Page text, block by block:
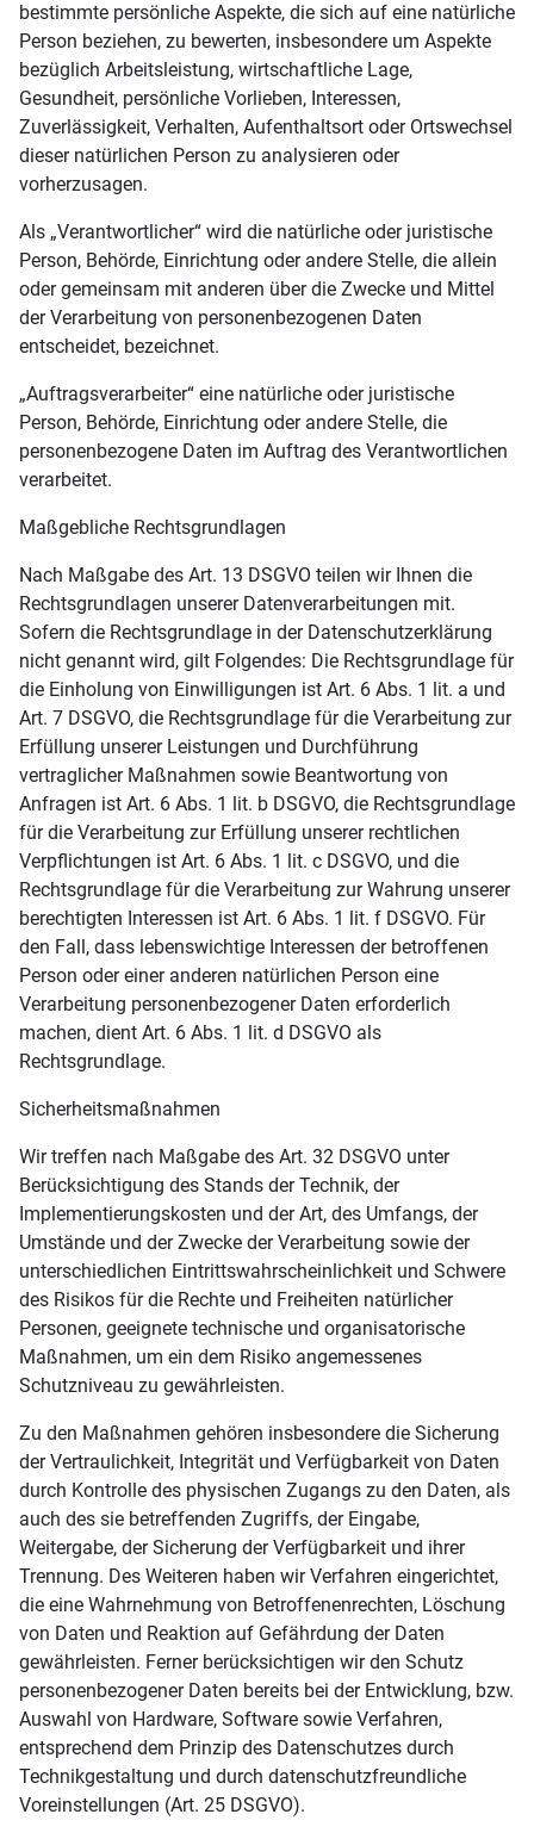
bestimmte persönliche Aspekte, die sich auf eine natürliche
Person beziehen, zu bewerten, insbesondere um Aspekte
bezüglich Arbeitsleistung, wirtschaftliche Lage,
Gesundheit, persönliche Vorlieben, Interessen,
Zuverlässigkeit, Verhalten, Aufenthaltsort oder Ortswechsel
dieser natürlichen Person zu analysieren oder
vorherzusagen.
Als „Verantwortlicher“ wird die natürliche oder juristische
Person, Behörde, Einrichtung oder andere Stelle, die allein
oder gemeinsam mit anderen über die Zwecke und Mittel
der Verarbeitung von personenbezogenen Daten
entscheidet, bezeichnet.
„Auftragsverarbeiter“ eine natürliche oder juristische
Person, Behörde, Einrichtung oder andere Stelle, die
personenbezogene Daten im Auftrag des Verantwortlichen
verarbeitet.
Maßgebliche Rechtsgrundlagen
Nach Maßgabe des Art. 13 DSGVO teilen wir Ihnen die
Rechtsgrundlagen unserer Datenverarbeitungen mit.
Sofern die Rechtsgrundlage in der Datenschutzerklärung
nicht genannt wird, gilt Folgendes: Die Rechtsgrundlage für
die Einholung von Einwilligungen ist Art. 6 Abs. 1 lit. a und
Art. 7 DSGVO, die Rechtsgrundlage für die Verarbeitung zur
Erfüllung unserer Leistungen und Durchführung
vertraglicher Maßnahmen sowie Beantwortung von
Anfragen ist Art. 6 Abs. 1 lit. b DSGVO, die Rechtsgrundlage
für die Verarbeitung zur Erfüllung unserer rechtlichen
Verpflichtungen ist Art. 6 Abs. 1 lit. c DSGVO, und die
Rechtsgrundlage für die Verarbeitung zur Wahrung unserer
berechtigten Interessen ist Art. 6 Abs. 1 lit. f DSGVO. Für
den Fall, dass lebenswichtige Interessen der betroffenen
Person oder einer anderen natürlichen Person eine
Verarbeitung personenbezogener Daten erforderlich
machen, dient Art. 6 Abs. 1 lit. d DSGVO als
Rechtsgrundlage.
Sicherheitsmaßnahmen
Wir treffen nach Maßgabe des Art. 32 DSGVO unter
Berücksichtigung des Stands der Technik, der
Implementierungskosten und der Art, des Umfangs, der
Umstände und der Zwecke der Verarbeitung sowie der
unterschiedlichen Eintrittswahrscheinlichkeit und Schwere
des Risikos für die Rechte und Freiheiten natürlicher
Personen, geeignete technische und organisatorische
Maßnahmen, um ein dem Risiko angemessenes
Schutzniveau zu gewährleisten.
Zu den Maßnahmen gehören insbesondere die Sicherung
der Vertraulichkeit, Integrität und Verfügbarkeit von Daten
durch Kontrolle des physischen Zugangs zu den Daten, als
auch des sie betreffenden Zugriffs, der Eingabe,
Weitergabe, der Sicherung der Verfügbarkeit und ihrer
Trennung. Des Weiteren haben wir Verfahren eingerichtet,
die eine Wahrnehmung von Betroffenenrechten, Löschung
von Daten und Reaktion auf Gefährdung der Daten
gewährleisten. Ferner berücksichtigen wir den Schutz
personenbezogener Daten bereits bei der Entwicklung, bzw.
Auswahl von Hardware, Software sowie Verfahren,
entsprechend dem Prinzip des Datenschutzes durch
Technikgestaltung und durch datenschutzfreundliche
Voreinstellungen (Art. 25 DSGVO).